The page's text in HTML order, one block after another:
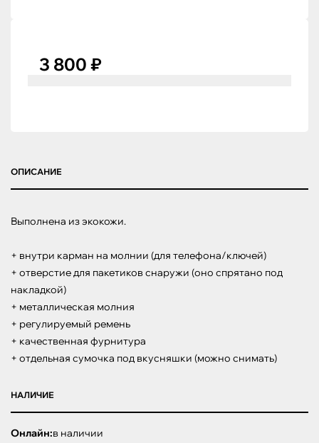
3 800 ₽
ОПИСАНИЕ
Выполнена из экокожи.
+ внутри карман на молнии (для телефона/ключей)
+ отверстие для пакетиков снаружи (оно спрятано под
накладкой)
+ металлическая молния
+ регулируемый ремень
+ качественная фурнитура
+ отдельная сумочка под вкусняшки (можно снимать)
НАЛИЧИЕ
Онлайн:в наличии